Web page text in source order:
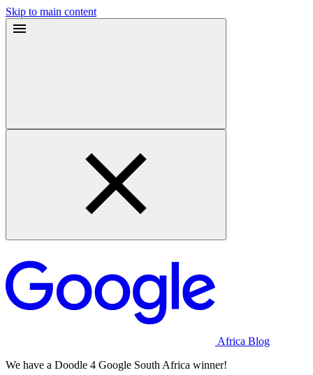
Skip to main content
Africa Blog
We have a Doodle 4 Google South Africa winner!